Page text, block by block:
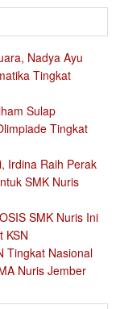
Nadya Ayu
Tingkat
Sulap
Tingkat
Irdina Raih Perak
SMK Nuris
SMK Nuris Ini
KSN
Tingkat Nasional
Nuris Jember